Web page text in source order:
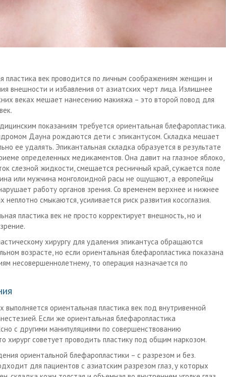
пластика век проводится по личным соображениям женщин и
внешности и избавления от азиатских черт лица. Излишнее
веках мешает нанесению макияжа – это второй повод для
показаниям требуется ориентальная блефаропластика.
Дауна рождаются дети с эпикантусом. Складка мешает
ее удалять. Эпикантальная складка образуется в результате
определенных медикаментов. Она давит на глазное яблоко,
слезной жидкости, смещается ресничный край, сужается поле
или мужчина монголоидной расы не ощущают, а европейцы
работу органов зрения. Со временем верхнее и нижнее
неплотно смыкаются, усиливается риск развития косоглазия.
пластика век не просто корректирует внешность, но и
хирургу для удаления эпикантуса обращаются
возрасте, но если ориентальная блефаропластика показана
несовершеннолетнему, то операция назначается по
выполняется ориентальная пластика век под внутривенной
Если же ориентальная блефаропластика
с другими манипуляциями по совершенствованию
хирург советует проводить пластику под общим наркозом.
ориентальной блефаропластики – с разрезом и без.
для пациентов с азиатским разрезом глаз, у которых